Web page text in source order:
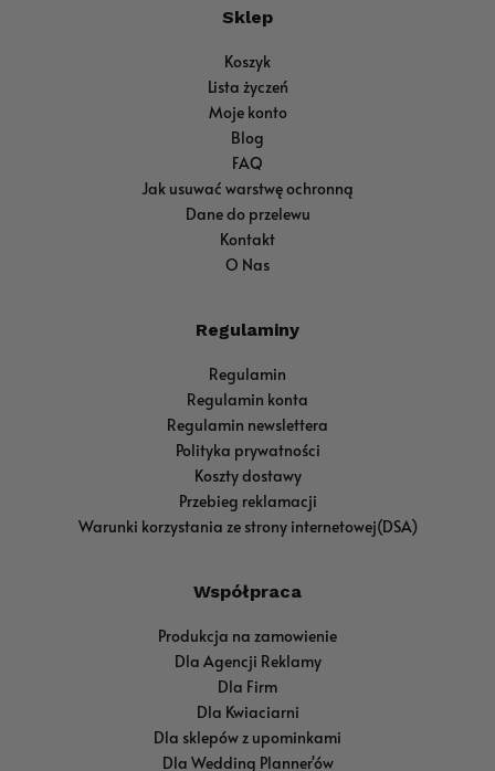
Sklep
Koszyk
Lista życzeń
Moje konto
Blog
FAQ
Jak usuwać warstwę ochronną
Dane do przelewu
Kontakt
O Nas
Regulaminy
Regulamin
Regulamin konta
Regulamin newslettera
Polityka prywatności
Koszty dostawy
Przebieg reklamacji
Warunki korzystania ze strony internetowej(DSA)
Współpraca
Produkcja na zamowienie
Dla Agencji Reklamy
Dla Firm
Dla Kwiaciarni
Dla sklepów z upominkami
Dla Wedding Planner'ów